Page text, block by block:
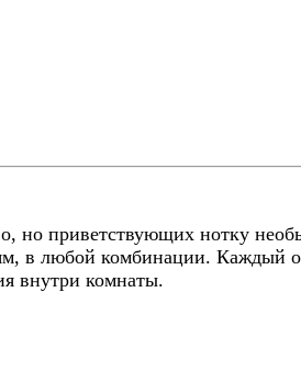
приветствующих нотку
в любой комбинации. Каждый
внутри комнаты.